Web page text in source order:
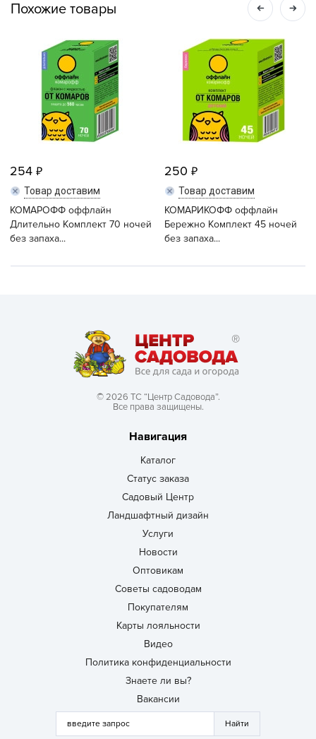
Похожие товары
254
Товар доставим
КОМАРОФФ оффлайн
Длительно Комплект 70 ночей
без запаха...
250
Товар доставим
КОМАРИКОФФ оффлайн
Бережно Комплект 45 ночей
без запаха...
© 2026 ТС “Центр Садовода”.
Все права защищены.
Навигация
Каталог
Статус заказа
Садовый Центр
Ландшафтный дизайн
Услуги
Новости
Оптовикам
Советы садоводам
Покупателям
Карты лояльности
Видео
Политика конфиденциальности
Знаете ли вы?
Вакансии